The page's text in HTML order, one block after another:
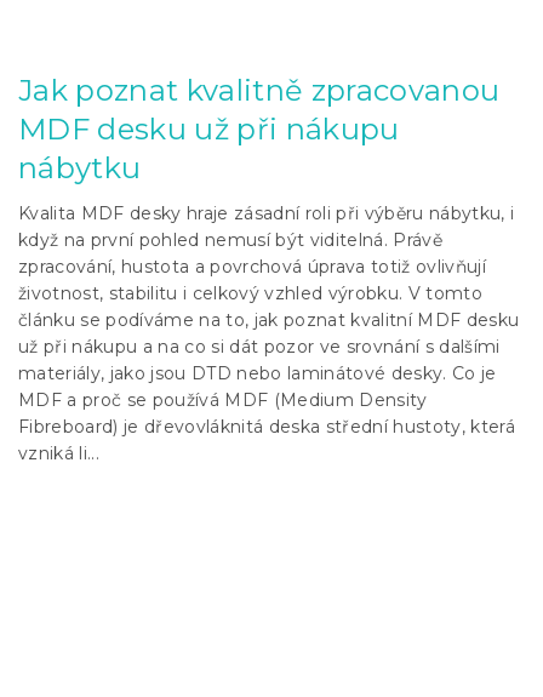
Jak poznat kvalitně zpracovanou
MDF desku už při nákupu
nábytku
Kvalita MDF desky hraje zásadní roli při výběru nábytku, i
když na první pohled nemusí být viditelná. Právě
zpracování, hustota a povrchová úprava totiž ovlivňují
životnost, stabilitu i celkový vzhled výrobku. V tomto
článku se podíváme na to, jak poznat kvalitní MDF desku
už při nákupu a na co si dát pozor ve srovnání s dalšími
materiály, jako jsou DTD nebo laminátové desky. Co je
MDF a proč se používá MDF (Medium Density
Fibreboard) je dřevovláknitá deska střední hustoty, která
vzniká li...